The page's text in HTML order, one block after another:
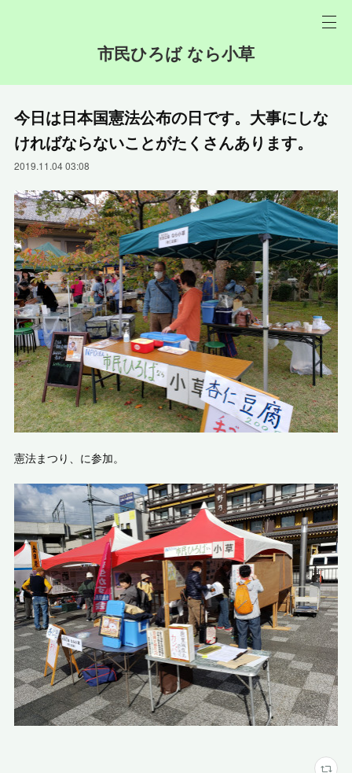
市民ひろば なら小草
今日は日本国憲法公布の日です。大事にしな
ければならないことがたくさんあります。
2019.11.04 03:08
憲法まつり、に参加。